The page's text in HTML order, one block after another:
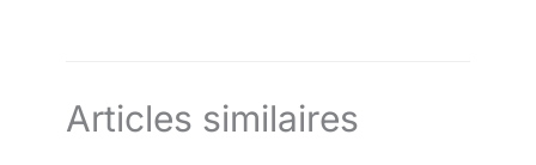
Articles similaires